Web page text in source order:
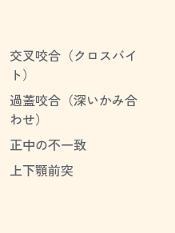
交叉咬合（クロスバイ
ト）
過蓋咬合（深いかみ合
わせ）
正中の不一致
上下顎前突